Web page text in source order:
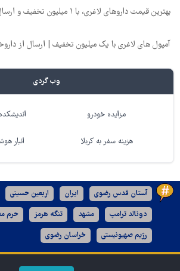
بهترین قیمت داروهای لاغری، با ۱ میلیون تخفیف و ارسال از داروخانه‌
آمپول های لاغری با یک میلیون تخفیف | ارسال از
وب گردی
مزایده خودرو
هزینه سفر به کربلا انبار
آستان قدس رضوی ایران اربعین حسینی
دونالد ترامپ مشهد تنگه هرمز حرم
رژیم صهیونیستی خراسان رضوی